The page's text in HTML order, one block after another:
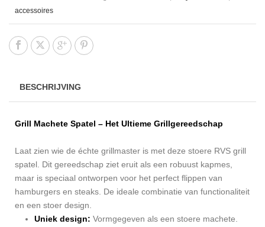
accessoires
BESCHRIJVING
Grill Machete Spatel – Het Ultieme Grillgereedschap
Laat zien wie de échte grillmaster is met deze stoere RVS grill
spatel. Dit gereedschap ziet eruit als een robuust kapmes,
maar is speciaal ontworpen voor het perfect flippen van
hamburgers en steaks. De ideale combinatie van functionaliteit
en een stoer design.
Uniek design: Vormgegeven als een stoere machete.